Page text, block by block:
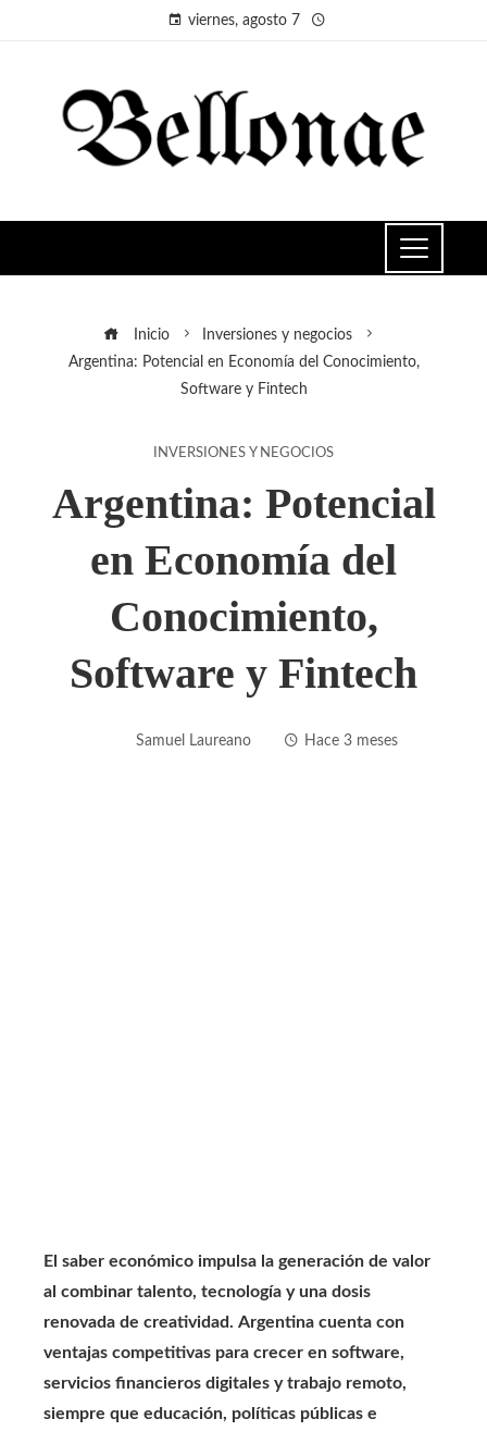
viernes, agosto 7
Inicio
Inversiones y negocios
Argentina: Potencial en Economía del Conocimiento,
Software y Fintech
INVERSIONES Y NEGOCIOS
Argentina: Potencial
en Economía del
Conocimiento,
Software y Fintech
Samuel Laureano Hace 3 meses
El saber económico impulsa la generación de valor
al combinar talento, tecnología y una dosis
renovada de creatividad. Argentina cuenta con
ventajas competitivas para crecer en software,
servicios financieros digitales y trabajo remoto,
siempre que educación, políticas públicas e